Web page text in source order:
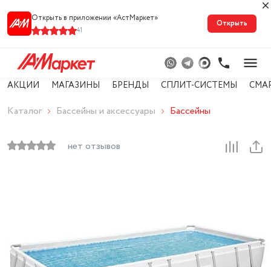
Открыть в приложении «АстМарке‪т‬»
41
Открыть
АКЦИИ МАГАЗИНЫ БРЕНДЫ СПЛИТ-СИСТЕМЫ
Каталог Бассейны и аксессуары Бассейны
нет отзывов